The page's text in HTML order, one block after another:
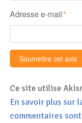
Adresse e-mail *
Ce site utilise
En savoir plus sur
commentaires